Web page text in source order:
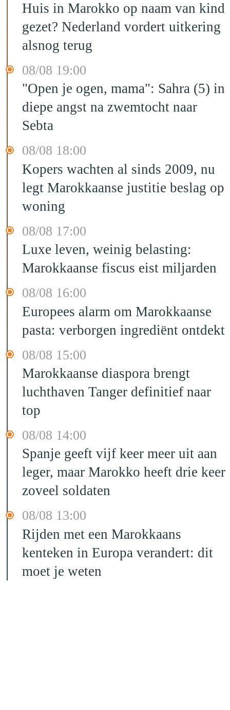
Huis in Marokko op naam van kind
gezet? Nederland vordert uitkering
alsnog terug
08/08 19:00
"Open je ogen, mama": Sahra (5) in
diepe angst na zwemtocht naar
Sebta
08/08 18:00
Kopers wachten al sinds 2009, nu
legt Marokkaanse justitie beslag op
woning
08/08 17:00
Luxe leven, weinig belasting:
Marokkaanse fiscus eist miljarden
08/08 16:00
Europees alarm om Marokkaanse
pasta: verborgen ingrediënt ontdekt
08/08 15:00
Marokkaanse diaspora brengt
luchthaven Tanger definitief naar
top
08/08 14:00
Spanje geeft vijf keer meer uit aan
leger, maar Marokko heeft drie keer
zoveel soldaten
08/08 13:00
Rijden met een Marokkaans
kenteken in Europa verandert: dit
moet je weten